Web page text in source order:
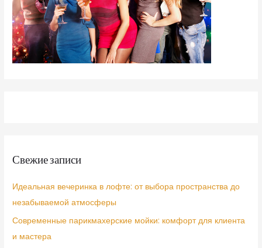
Свежие записи
Идеальная вечеринка в лофте: от выбора пространства до
незабываемой атмосферы
Современные парикмахерские мойки: комфорт для клиента
и мастера